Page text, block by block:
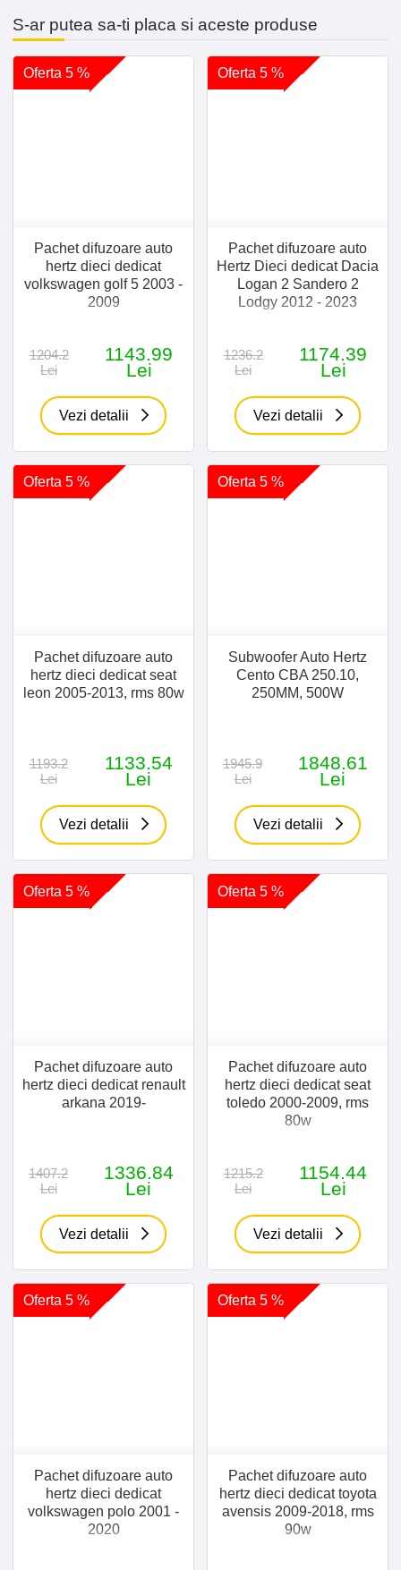
2250 Hz
Greutate
80°C
EAN code 0741035022833
S-ar putea sa-ti placa si aceste produse
Oferta 5 %
Pachet difuzoare auto
hertz dieci dedicat
volkswagen golf 5 2003 -
2009
1204.2
Lei
1143.99
Lei
Vezi detalii
Oferta 5 %
Pachet difuzoare auto
Hertz Dieci dedicat Dacia
Logan 2 Sandero 2
Lodgy 2012 - 2023
1236.2
Lei
1174.39
Lei
Vezi detalii
Oferta 5 %
Pachet difuzoare auto
hertz dieci dedicat seat
leon 2005-2013, rms 80w
1193.2
Lei
1133.54
Lei
Vezi detalii
Oferta 5 %
Subwoofer Auto Hertz
Cento CBA 250.10,
250MM, 500W
1945.9
Lei
1848.61
Lei
Vezi detalii
Oferta 5 %
Pachet difuzoare auto
hertz dieci dedicat renault
arkana 2019-
1407.2
Lei
1336.84
Lei
Vezi detalii
Oferta 5 %
Pachet difuzoare auto
hertz dieci dedicat seat
toledo 2000-2009, rms
80w
1215.2
Lei
1154.44
Lei
Vezi detalii
Oferta 5 %
Pachet difuzoare auto
hertz dieci dedicat
volkswagen polo 2001 -
2020
Oferta 5 %
Pachet difuzoare auto
hertz dieci dedicat toyota
avensis 2009-2018, rms
90w